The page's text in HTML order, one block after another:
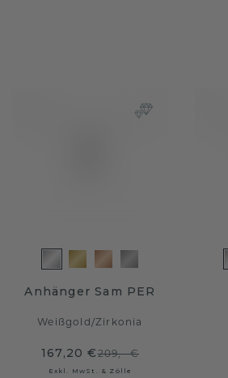
Anhänger Sam PER
Weißgold/Zirkonia
167,20 €209,- €
Exkl. MwSt. & Zölle